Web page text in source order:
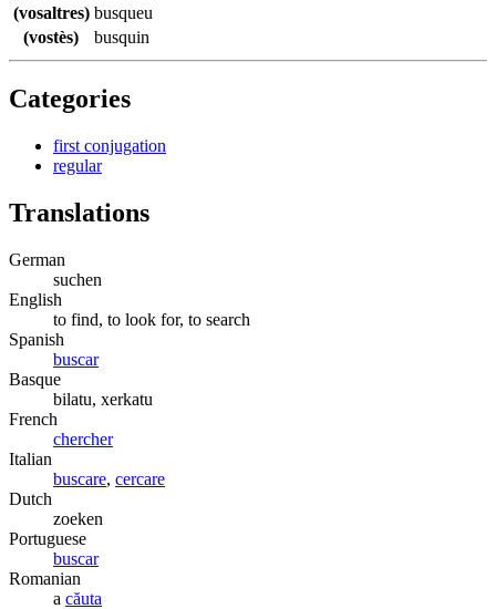
(vosaltres) busqueu
(vostès)
busquin
Categories
first conjugation
regular
Translations
German
suchen
English
to find, to look for, to search
Spanish
buscar
Basque
bilatu, xerkatu
French
chercher
Italian
buscare, cercare
Dutch
zoeken
Portuguese
buscar
Romanian
a căuta